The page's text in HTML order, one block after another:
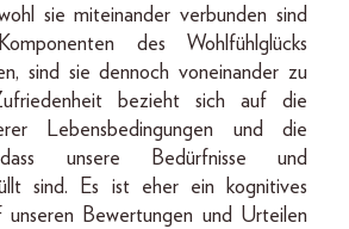
sie miteinander verbunden sind
des Wohlfühlglücks
sind sie dennoch voneinander zu
bezieht sich auf die
Lebensbedingungen und die
dass unsere Bedürfnisse und
sind. Es ist eher ein kognitives
unseren Bewertungen und Urteilen